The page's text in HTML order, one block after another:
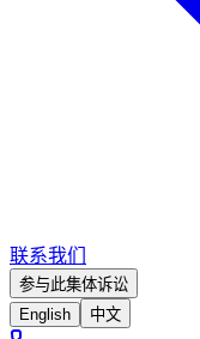
联系我们
参与此集体诉讼
English
中文